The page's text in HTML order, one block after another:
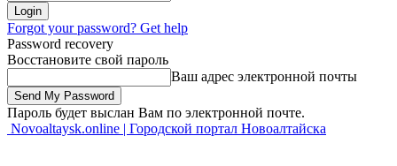
Forgot your password? Get help
Password recovery
Восстановите свой пароль
Ваш адрес электронной почты
Пароль будет выслан Вам по электронной почте.
Novoaltaysk.online | Городской портал Новоалтайска